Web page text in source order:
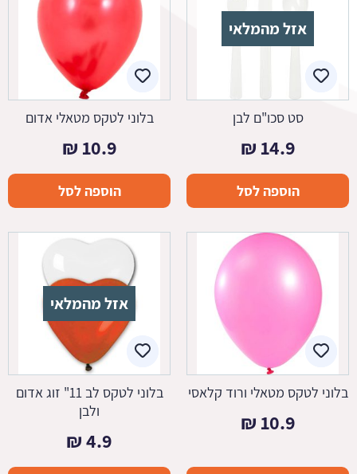
אזל מהמלאי
סט סכו"ם לבן
14.9
₪
הוספה לסל
בלוני לטקס מטאלי אדום
10.9
₪
הוספה לסל
בלוני לטקס מטאלי ורוד קלאסי
10.9
₪
אזל מהמלאי
בלוני לטקס לב 11" זוג אדום
ולבן
4.9
₪